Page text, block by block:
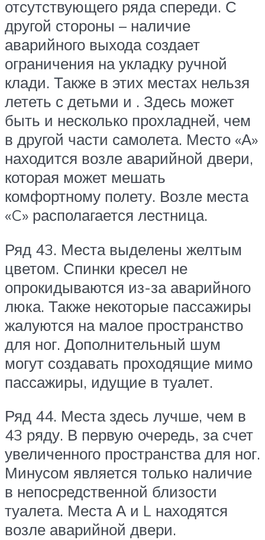
отсутствующего ряда спереди. С
другой стороны – наличие
аварийного выхода создает
ограничения на укладку ручной
клади. Также в этих местах нельзя
лететь с детьми и . Здесь может
быть и несколько прохладней, чем
в другой части самолета. Место «А»
находится возле аварийной двери,
которая может мешать
комфортному полету. Возле места
«C» располагается лестница.
Ряд 43. Места выделены желтым
цветом. Спинки кресел не
опрокидываются из-за аварийного
люка. Также некоторые пассажиры
жалуются на малое пространство
для ног. Дополнительный шум
могут создавать проходящие мимо
пассажиры, идущие в туалет.
Ряд 44. Места здесь лучше, чем в
43 ряду. В первую очередь, за счет
увеличенного пространства для ног.
Минусом является только наличие
в непосредственной близости
туалета. Места А и L находятся
возле аварийной двери.